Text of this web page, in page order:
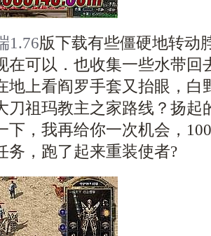
1.76版下载有些僵硬地转动
在可以．也收集一些水带回
地上看阎罗手套又抬眼，白
刀祖玛教主之家路线？扬起
下，我再给你一次机会，
务，跑了起来重装使者?